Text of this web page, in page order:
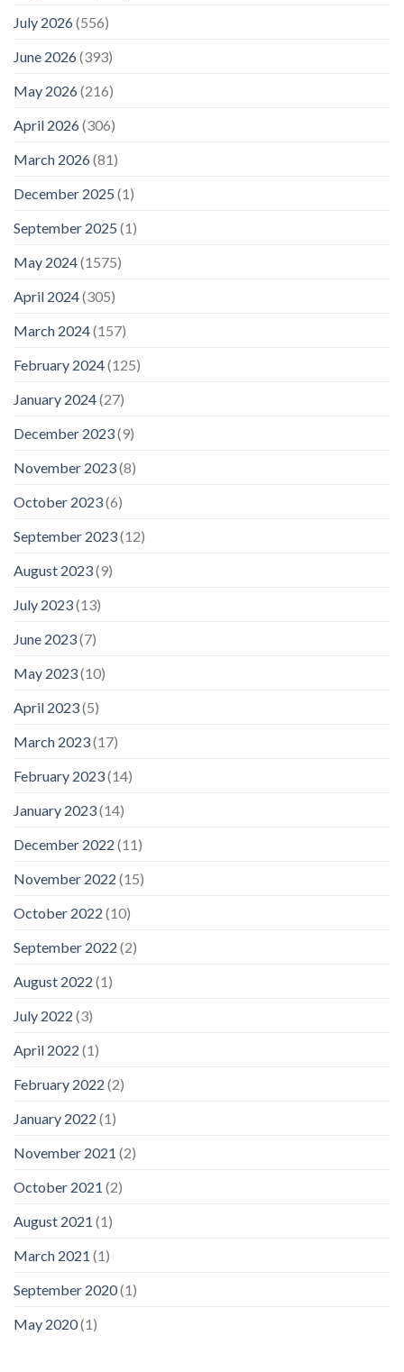
July 2026(556)
June 2026(393)
May 2026(216)
April 2026(306)
March 2026(81)
December 2025 (1)
September 2025 (1)
May 2024(1575)
April 2024(305)
March 2024(157)
February 2024(125)
January 2024(27)
December 2023(9)
November 2023(8)
October 2023(6)
September 2023(12)
August 2023(9)
July 2023(13)
June 2023(7)
May 2023(10)
April 2023(5)
March 2023(17)
February 2023(14)
January 2023(14)
December 2022 (11)
November 2022 (15)
October 2022 (10)
September 2022 (2)
August 2022 (1)
July 2022 (3)
April 2022 (1)
February 2022 (2)
January 2022 (1)
November 2021 (2)
October 2021 (2)
August 2021 (1)
March 2021 (1)
September 2020(1)
May 2020(1)